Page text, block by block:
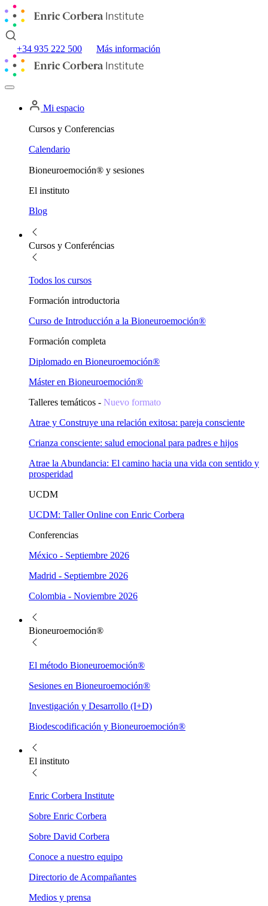
+34 935 222 500 Más información
Mi espacio
Cursos y Conferencias
Calendario
Bioneuroemoción® y sesiones
El instituto
Blog
Cursos y Conferéncias
Todos los cursos
Formación introductoria
Curso de Introducción a la Bioneuroemoción®
Formación completa
Diplomado en Bioneuroemoción®
Máster en Bioneuroemoción®
Talleres temáticos - Nuevo formato
Atrae y Construye una relación exitosa: pareja consciente
Crianza consciente: salud emocional para padres e hijos
Atrae la Abundancia: El camino hacia una vida con sentido y
prosperidad
UCDM
UCDM: Taller Online con Enric Corbera
Conferencias
México - Septiembre 2026
Madrid - Septiembre 2026
Colombia - Noviembre 2026
Bioneuroemoción®
El método Bioneuroemoción®
Sesiones en Bioneuroemoción®
Investigación y Desarrollo (I+D)
Biodescodificación y Bioneuroemoción®
El instituto
Enric Corbera Institute
Sobre Enric Corbera
Sobre David Corbera
Conoce a nuestro equipo
Directorio de Acompañantes
Medios y prensa